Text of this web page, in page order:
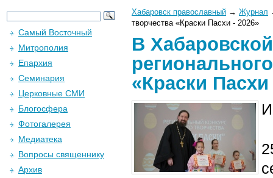
Хабаровск православный → Журнал
творчества «Краски Пасхи - 2026»
В
«Краски Пасхи
Самый Восточный
Митрополия
Епархия
Семинария
Церковные СМИ
Блогосфера
Фотогалерея
Медиатека
Вопросы священнику
Архив